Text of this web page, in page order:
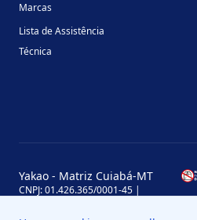
Marcas
Lista de Assistência
Técnica
Yakao - Matriz Cuiabá-MT
CNPJ: 01.426.365/0001-45 |